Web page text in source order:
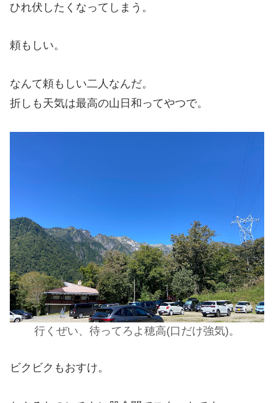
ひれ伏したくなってしまう。
頼もしい。
なんて頼もしい二人なんだ。
折しも天気は最高の山日和ってやつで。
行くぜい、待ってろよ穂高(口だけ強気)。
ビクビクもおすけ。